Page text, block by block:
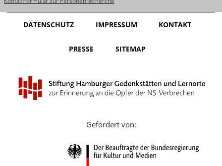
Español
Nederlands
Português
Русский
DATENSCHUTZ IMPRESSUM KONTAKT
PRESSE SITEMAP
Gefördert von: